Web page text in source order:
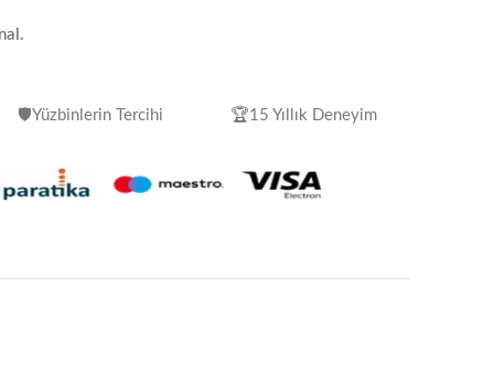
🛡️Yüzbinlerin Tercihi 🏆15 Yıllık Deneyim